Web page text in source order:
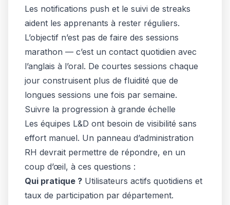
Les notifications push et le suivi de streaks
aident les apprenants à rester réguliers.
L’objectif n’est pas de faire des sessions
marathon — c’est un contact quotidien avec
l’anglais à l’oral. De courtes sessions chaque
jour construisent plus de fluidité que de
longues sessions une fois par semaine.
Suivre la progression à grande échelle
Les équipes L&D ont besoin de visibilité sans
effort manuel. Un panneau d’administration
RH devrait permettre de répondre, en un
coup d’œil, à ces questions :
Qui pratique ? Utilisateurs actifs quotidiens et
taux de participation par département.